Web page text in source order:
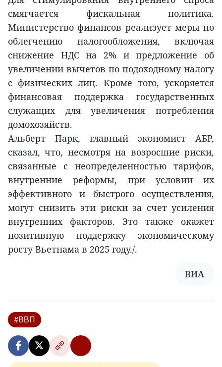
смягчается фискальная политика.
Министерство финансов реализует меры по
облегчению налогообложения, включая
снижение НДС на 2% и предложение об
увеличении вычетов по подоходному налогу
с физических лиц. Кроме того, ускоряется
финансовая поддержка государственных
служащих для увеличения потребления
домохозяйств.
Альберт Парк, главный экономист АБР,
сказал, что, несмотря на возросшие риски,
связанные с неопределенностью тарифов,
внутренние реформы, при условии их
эффективного и быстрого осуществления,
могут снизить эти риски за счет усиления
внутренних факторов. Это также окажет
позитивную поддержку экономическому
росту Вьетнама в 2025 году./.
ВИА
#ВВП